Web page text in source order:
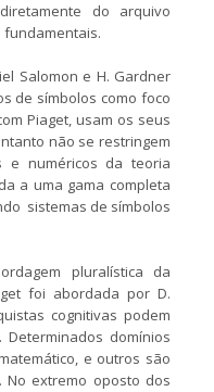
do arquivo
Salomon e H. Gardner
de símbolos como foco
Piaget, usam os seus
não se restringem
e numéricos da teoria
a uma gama completa
sistemas de símbolos
pluralística da
foi abordada por D.
cognitivas podem
domínios
e outros são
No extremo oposto dos